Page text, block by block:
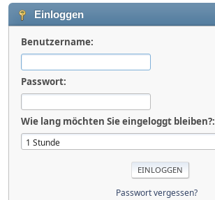
Einloggen
Benutzername:
Passwort:
Wie lang möchten Sie eingeloggt bleiben?:
Passwort vergessen?